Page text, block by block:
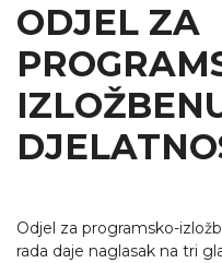
ODJEL ZA
Odjel za programsko-
rada daje naglasak na tri